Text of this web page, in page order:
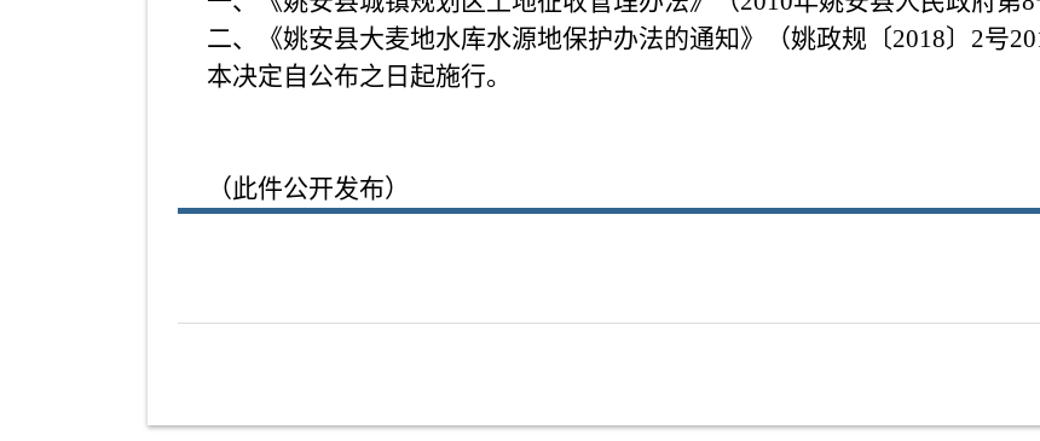
二、《姚安县大麦地水库水源地保护办法的通知》（姚政规〔2018〕2号
本决定自公布之日起施行。
（此件公开发布）